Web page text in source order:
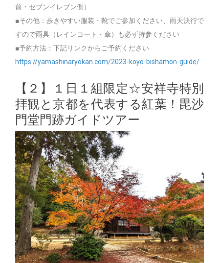
前・セブンイレブン側）
■その他：歩きやすい服装・靴でご参加ください、雨天決行で
すので雨具（レインコート・傘）も必ず持参ください
■予約方法：下記リンクからご予約ください
https://yamashinaryokan.com/2023-koyo-bishamon-guide/
【２】１日１組限定☆安祥寺特別
拝観と京都を代表する紅葉！毘沙
門堂門跡ガイドツアー